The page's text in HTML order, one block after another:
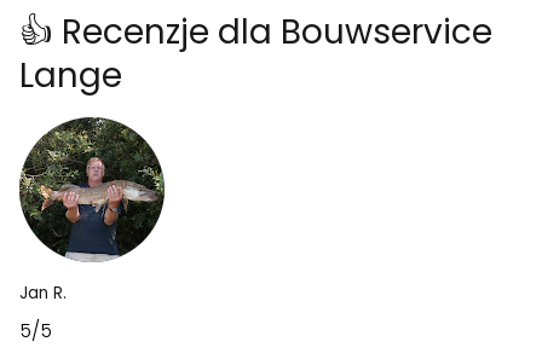
👍 Recenzje dla Bouwservice
Lange
Jan R.
5/5